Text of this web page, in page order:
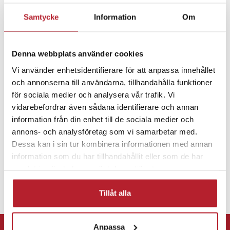
Samtycke Information Om
Denna webbplats använder cookies
Vi använder enhetsidentifierare för att anpassa innehållet
och annonserna till användarna, tillhandahålla funktioner
för sociala medier och analysera vår trafik. Vi
vidarebefordrar även sådana identifierare och annan
information från din enhet till de sociala medier och
annons- och analysföretag som vi samarbetar med.
Dessa kan i sin tur kombinera informationen med annan
information som du har tillhandahållit eller som de har
Tillåt alla
Anpassa
- Maximal effekt: 30W
- Kabelängd: 2 meter
- Laddningsteknik: Power Delivery (PD)
Artikelnummer: 118145
Mobiltillbehör Mobilladdare
Datakablar & adapters USB-C
⭐ 365 dagars öppet köp